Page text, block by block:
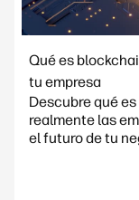
Qué es
tu empresa
Descubre qué
realmente las
el futuro de tu